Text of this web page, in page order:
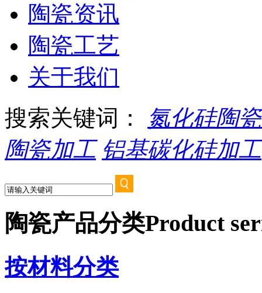
陶瓷资讯
陶瓷工艺
关于我们
搜索关键词：
氮化硅陶
陶瓷加工 铝基碳化硅加工
陶瓷产品分类Product
按材料分类